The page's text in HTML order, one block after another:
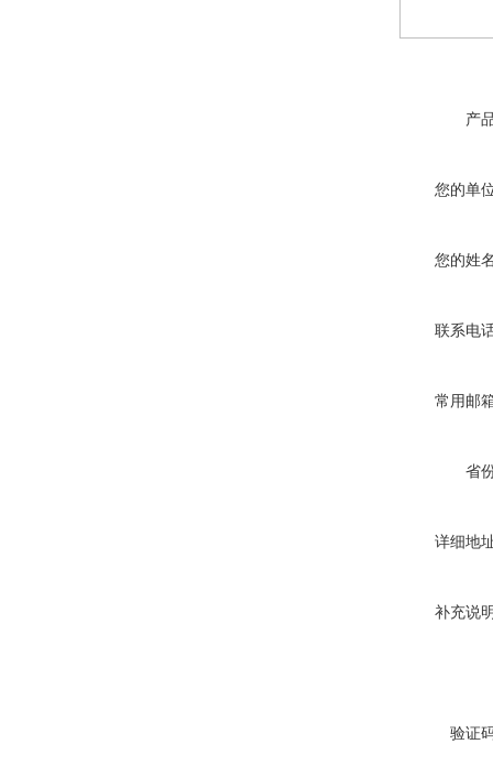
产
您的单
您的姓
联系电
常用邮
省
详细地
补充说
验证